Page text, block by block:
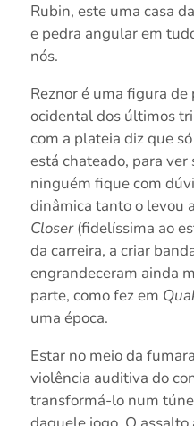
Rubin, este uma casa
e pedra angular em
nós.
Reznor é uma figura
ocidental dos últimos
com a plateia diz que
está chateado, para
ninguém fique com
dinâmica tanto o levou
Closer(fidelíssima ao
da carreira, a criar
engrandeceram ainda
parte, como fez em
uma época.
Estar no meio da
violência auditiva do
transformá-lo num